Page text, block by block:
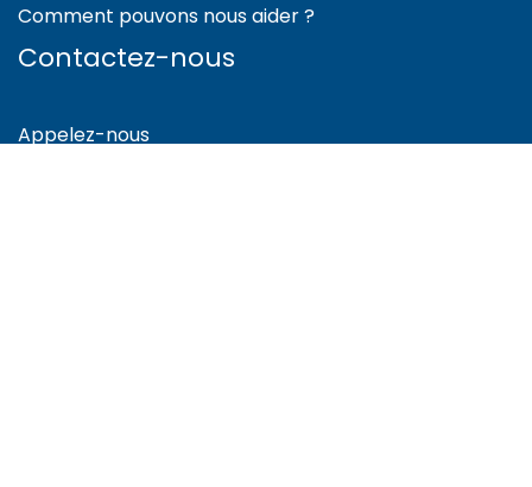
Comment pouvons nous aider ?
Contactez-nous
Appelez-nous